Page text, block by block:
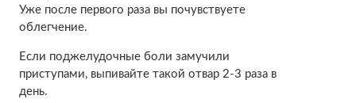
Уже после первого раза вы почувствуете
облегчение.
Если поджелудочные боли замучили
приступами, выпивайте такой отвар 2-3 раза в
день.